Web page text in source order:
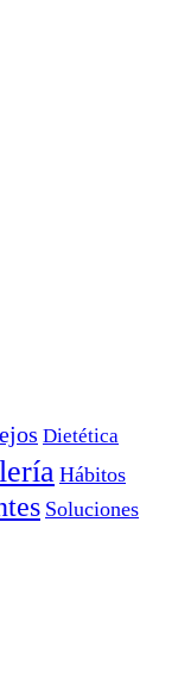
Dietética
Hábitos
Soluciones